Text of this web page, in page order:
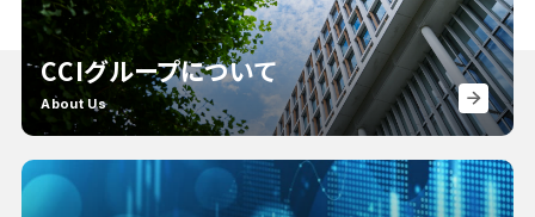
CCIグループについて
About Us